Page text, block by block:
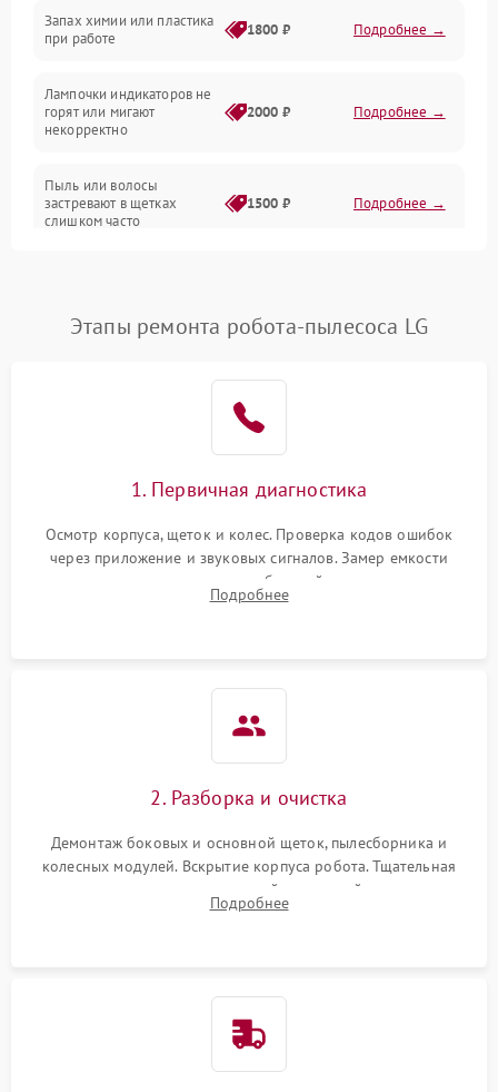
Батарея
Программные сбои
Запах химии или пластика
при работе
1800 ₽ Подробнее →
Лампочки индикаторов не
горят или мигают
некорректно
2000 ₽ Подробнее →
Пыль или волосы
застревают в щетках
слишком часто
1500 ₽ Подробнее →
Этапы ремонта робота-пылесоса LG
1. Первичная диагностика
Осмотр корпуса, щеток и колес. Проверка кодов ошибок
через приложение и звуковых сигналов. Замер емкости
аккумулятора и тестирование базовой станции зарядки.
Оценка работы лидара, бампера и датчиков падения для
Подробнее
2. Разборка и очистка
Демонтаж боковых и основной щеток, пылесборника и
колесных модулей. Вскрытие корпуса робота. Тщательная
очистка внутренних полостей, шестерней и плат от
скопившейся пыли, волос и шерсти животных с
Подробнее